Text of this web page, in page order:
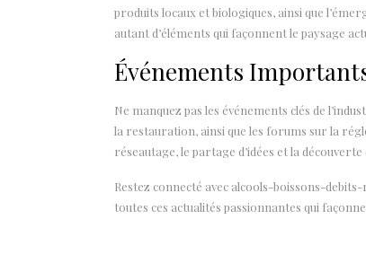
produits locaux et biologiques, ainsi que
autant d’éléments qui façonnent le paysage
Événements
Ne manquez pas les événements clés de
la restauration, ainsi que les forums sur la
réseautage, le partage d’idées et la
Restez connecté avec alcools-boissons-
toutes ces actualités passionnantes qui